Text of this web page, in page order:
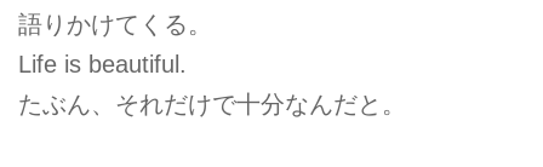
語りかけてくる。
Life is beautiful.
たぶん、それだけで十分なんだと。